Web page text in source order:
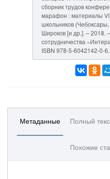
сборник трудов
марафон : материалы
школьников
Широков [и др.]. – 2018.
сотрудничества
ISBN 978-5-6042142-0-6.
Метаданные Полный
Похожие